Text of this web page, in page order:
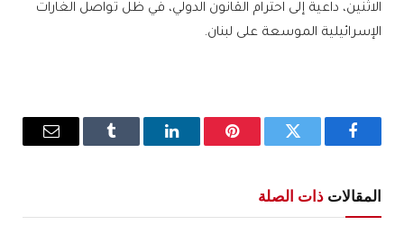
الاثنين، داعية إلى احترام القانون الدولي، في ظل تواصل الغارات
الإسرائيلية الموسعة على لبنان.
فيسبوك تويتر بينتيريستلينكدإن Tumblr
البريد
المقالات ذات الصلة